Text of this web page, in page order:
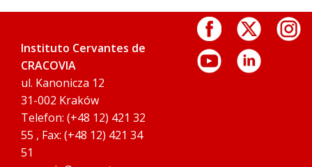
Instituto Cervantes de
CRACOVIA
ul. Kanonicza 12
31-002 Kraków
Telefon: (+48 12) 421 32
55 , Fax: (+48 12) 421 34
51